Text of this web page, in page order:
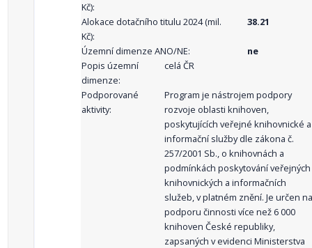
Kč):
Alokace dotačního titulu 2024 (mil.
Kč):
38.21
Územní dimenze ANO/NE:
ne
Popis územní
dimenze:
celá ČR
Podporované
aktivity:
Program je nástrojem podpory
rozvoje oblasti knihoven,
poskytujících veřejné knihovnické a
informační služby dle zákona č.
257/2001 Sb., o knihovnách a
podmínkách poskytování veřejných
knihovnických a informačních
služeb, v platném znění. Je určen na
podporu činnosti více než 6 000
knihoven České republiky,
zapsaných v evidenci Ministerstva